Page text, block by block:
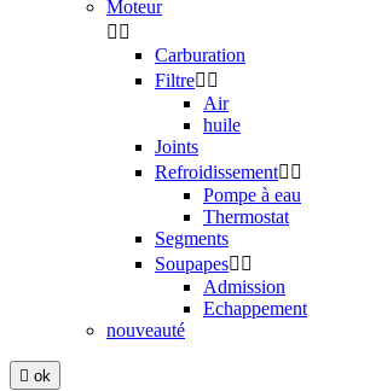
Moteur
 
Carburation
Filtre 
Air
huile
Joints
Refroidissement 
Pompe à eau
Thermostat
Segments
Soupapes 
Admission
Echappement
nouveauté
 ok